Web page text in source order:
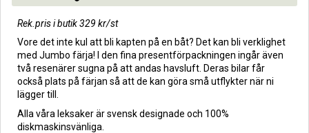
Rek.pris i butik 329 kr/st
Vore det inte kul att bli kapten på en båt? Det kan bli verklighet
med Jumbo färja! I den fina presentförpackningen ingår även
två resenärer sugna på att andas havsluft. Deras bilar får
också plats på färjan så att de kan göra små utflykter när ni
lägger till.
Alla våra leksaker är svensk designade och 100%
diskmaskinsvänliga.